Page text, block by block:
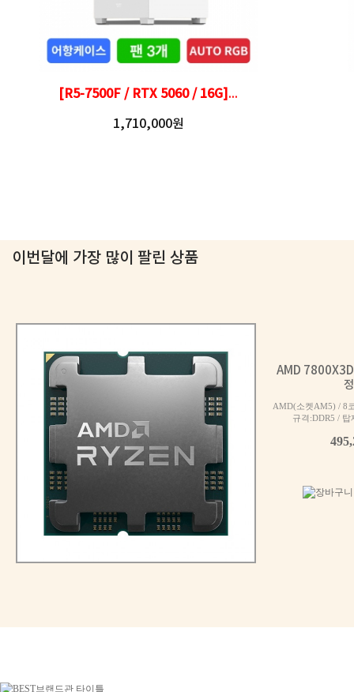
[R5-7500F / RTX 5060 / 16G] ...
1,710,000원
이번달에 가장 많이 팔린 상품
AMD
AMD(소켓AM5) / 8
규격:DDR5 /
멈추지 않는 강력한 힘 | i7 14700F + RTX 5060 + Antec